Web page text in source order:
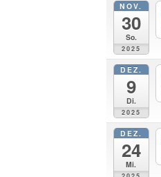
NOV.
30
So.
2025
DEZ.
9
Di.
2025
DEZ.
24
Mi.